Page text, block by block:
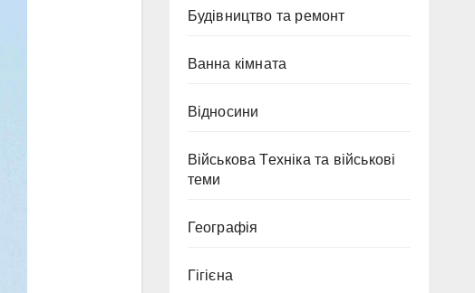
Будівництво та ремонт
Ванна кімната
Відносини
Військова Техніка та військові
теми
Географія
Гігієна